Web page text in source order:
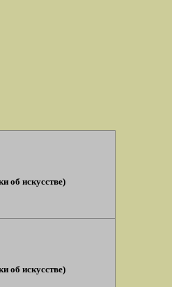
об искусстве)
об искусстве)